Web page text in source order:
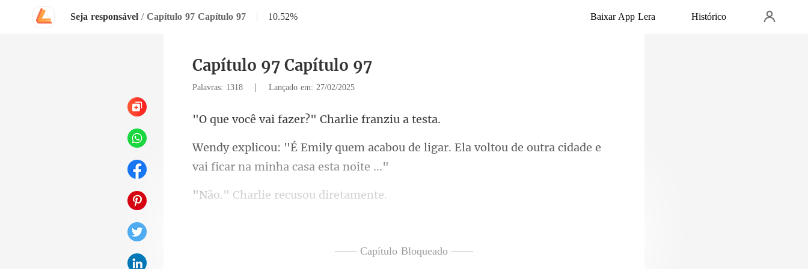
Seja responsável / Capítulo 97 Capítulo 97 | 10.52% Baixar App Lera Histórico
Capítulo 97 Capítulo 97
Palavras: 1318 | Lançado em: 27/02/2025
fazer?" Charlie
e ligar. Ela voltou de outra cidade e
lie recusou
—— Capítulo Bloqueado ——